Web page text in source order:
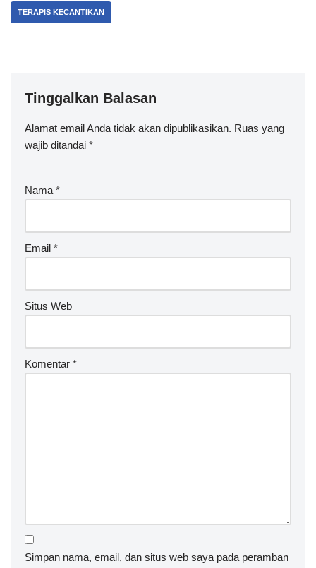
TERAPIS KECANTIKAN
Tinggalkan Balasan
Alamat email Anda tidak akan dipublikasikan. Ruas yang
wajib ditandai *
Nama *
Email *
Situs Web
Komentar *
Simpan nama, email, dan situs web saya pada peramban